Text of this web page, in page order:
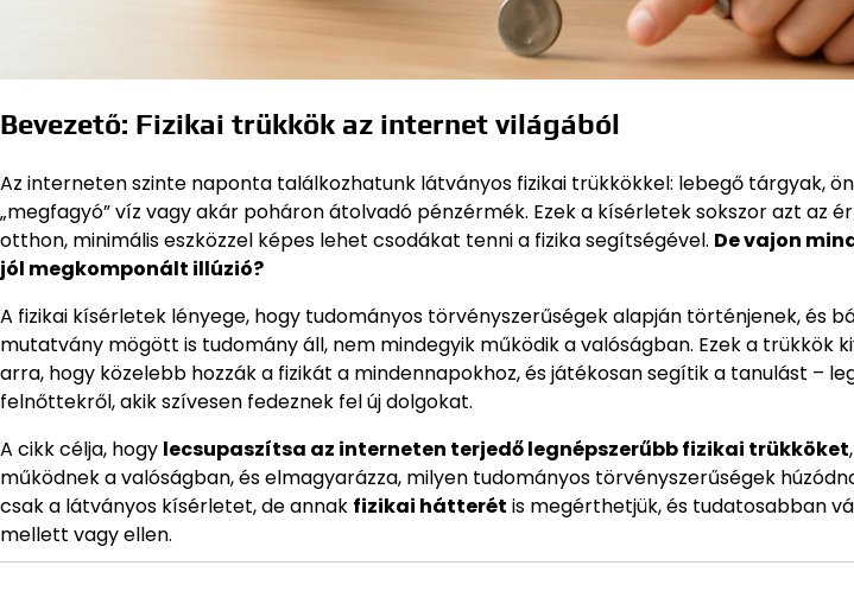
Bevezető: Fizikai trükkök az internet világából
Az interneten szinte naponta találkozhatunk látványos fizikai trükkökkel: lebegő tárgyak,
„megfagyó” víz vagy akár poháron átolvadó pénzérmék. Ezek a kísérletek sokszor azt az
otthon, minimális eszközzel képes lehet csodákat tenni a fizika segítségével. De vajon
jól megkomponált illúzió?
A fizikai kísérletek lényege, hogy tudományos törvényszerűségek alapján történjenek, és
mutatvány mögött is tudomány áll, nem mindegyik működik a valóságban. Ezek a trükkök
arra, hogy közelebb hozzák a fizikát a mindennapokhoz, és játékosan segítik a tanulást –
felnőttekről, akik szívesen fedeznek fel új dolgokat.
A cikk célja, hogy lecsupaszítsa az interneten terjedő legnépszerűbb fizikai trükköket
működnek a valóságban, és elmagyarázza, milyen tudományos törvényszerűségek
csak a látványos kísérletet, de annak fizikai hátterét is megérthetjük, és tudatosabban
mellett vagy ellen.